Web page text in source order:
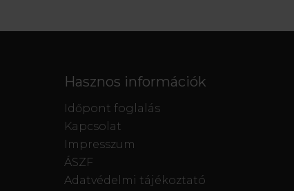
Hasznos információk
Időpont foglalás
Kapcsolat
Impresszum
ÁSZF
Adatvédelmi tájékoztató